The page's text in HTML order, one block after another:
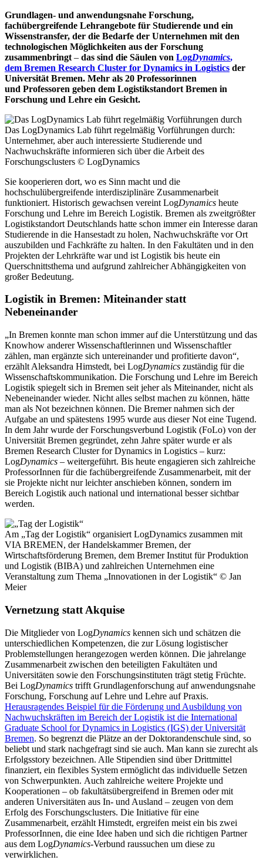
Grundlagen- und anwendungsnahe Forschung,
fachübergreifende Lehrangebote für Studierende und ein
Wissenstransfer, der die Bedarfe der Unternehmen mit den
technologischen Möglichkeiten aus der Forschung
zusammenbringt – das sind die Säulen von LogDynamics,
dem Bremen Research Cluster for Dynamics in Logistics der
Universität Bremen. Mehr als 20 Professorinnen
und Professoren geben dem Logistikstandort Bremen in
Forschung und Lehre ein Gesicht.
Das LogDynamics Lab führt regelmäßig Vorführungen durch:
Unternehmer, aber auch interessierte Studierende und
Nachwuchskräfte informieren sich über die Arbeit des
Forschungsclusters © LogDynamics
Sie kooperieren dort, wo es Sinn macht und die
hochschulübergreifende interdisziplinäre Zusammenarbeit
funktioniert. Historisch gewachsen vereint LogDynamics heute
Forschung und Lehre im Bereich Logistik. Bremen als zweitgrößter
Logistikstandort Deutschlands hatte schon immer ein Interesse daran
Studierende in die Hansestadt zu holen, Nachwuchskräfte vor Ort
auszubilden und Fachkräfte zu halten. In den Fakultäten und in den
Projekten der Lehrkräfte war und ist Logistik bis heute ein
Querschnittsthema und aufgrund zahlreicher Abhängigkeiten von
großer Bedeutung.
Logistik in Bremen: Miteinander statt
Nebeneinander
„In Bremen konnte man schon immer auf die Unterstützung und das
Knowhow anderer Wissenschaftlerinnen und Wissenschaftler
zählen, man ergänzte sich untereinander und profitierte davon“,
erzählt Aleksandra Himstedt, bei LogDynamics zuständig für die
Wissenschaftskommunikation. Die Forschung und Lehre im Bereich
Logistik spiegelt sich in Bremen seit jeher als Miteinander, nicht als
Nebeneinander wieder. Nicht alles selbst machen zu können, hätte
man als Not bezeichnen können. Die Bremer nahmen sich der
Aufgabe an und spätestens 1995 wurde aus dieser Not eine Tugend.
In dem Jahr wurde der Forschungsverbund Logistik (FoLo) von der
Universität Bremen gegründet, zehn Jahre später wurde er als
Bremen Research Cluster for Dynamics in Logistics – kurz:
LogDynamics – weitergeführt. Bis heute engagieren sich zahlreiche
ProfessorInnen für die fachübergreifende Zusammenarbeit, mit der
sie Projekte nicht nur leichter anschieben können, sondern im
Bereich Logistik auch national und international besser sichtbar
werden.
Am „Tag der Logistik“ organisiert LogDynamics zusammen mit
VIA BREMEN, der Handelskammer Bremen, der
Wirtschaftsförderung Bremen, dem Bremer Institut für Produktion
und Logistik (BIBA) und zahlreichen Unternehmen eine
Veranstaltung zum Thema „Innovationen in der Logistik“ © Jan
Meier
Vernetzung statt Akquise
Die Mitglieder von LogDynamics kennen sich und schätzen die
unterschiedlichen Kompetenzen, die zur Lösung logistischer
Problemstellungen herangezogen werden können. Die jahrelange
Zusammenarbeit zwischen den beteiligten Fakultäten und
Universitäten sowie den Forschungsinstituten trägt stetig Früchte.
Bei LogDynamics trifft Grundlagenforschung auf anwendungsnahe
Forschung, Forschung auf Lehre und Lehre auf Praxis.
Herausragendes Beispiel für die Förderung und Ausbildung von
Nachwuchskräften im Bereich der Logistik ist die International
Graduate School for Dynamics in Logistics (IGS) der Universität
Bremen. So begrenzt die Plätze an der Doktorandenschule sind, so
beliebt und stark nachgefragt sind sie auch. Man kann sie zurecht als
Erfolgsstory bezeichnen. Alle Stipendien sind über Drittmittel
finanziert, ein flexibles System ermöglicht das individuelle Setzen
von Schwerpunkten. Auch zahlreiche weitere Projekte und
Kooperationen – ob fakultätsübergreifend in Bremen oder mit
anderen Universitäten aus In- und Ausland – zeugen von dem
Erfolg des Forschungsclusters. Die Initiative für eine
Zusammenarbeit, erzählt Himstedt, ergreifen meist ein bis zwei
ProfessorInnen, die eine Idee haben und sich die richtigen Partner
aus dem LogDynamics-Verbund raussuchen um diese zu
verwirklichen.